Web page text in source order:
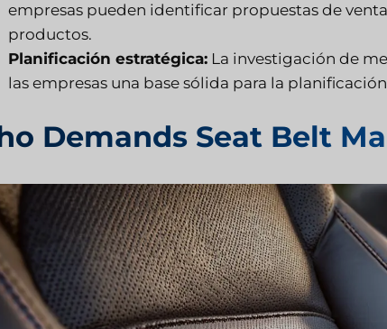
empresas pueden identificar propuestas de
productos.
Planificación estratégica: La investigación de
las empresas una base sólida para la
Demands Seat Belt